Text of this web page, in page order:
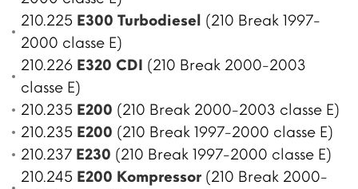
210.225 E300 Turbodiesel (210 Break 1997-
2000 classe E)
210.226 E320 CDI (210 Break 2000-2003
classe E)
210.235 E200 (210 Break 2000-2003 classe E)
210.235 E200 (210 Break 1997-2000 classe E)
210.237 E230 (210 Break 1997-2000 classe E)
210.245 E200 Kompressor (210 Break 2000-